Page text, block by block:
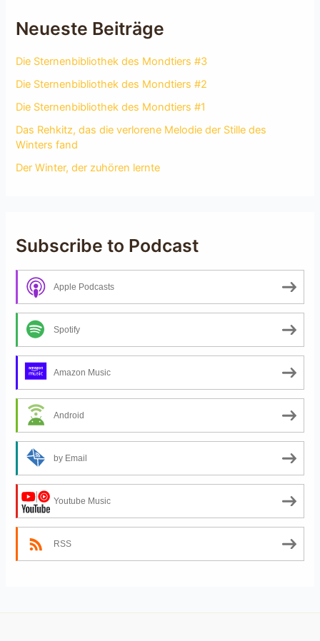
Neueste Beiträge
Die Sternenbibliothek des Mondtiers #3
Die Sternenbibliothek des Mondtiers #2
Die Sternenbibliothek des Mondtiers #1
Das Rehkitz, das die verlorene Melodie der Stille des
Winters fand
Der Winter, der zuhören lernte
Subscribe to Podcast
Apple Podcasts
Spotify
Amazon Music
Android
by Email
Youtube Music
RSS